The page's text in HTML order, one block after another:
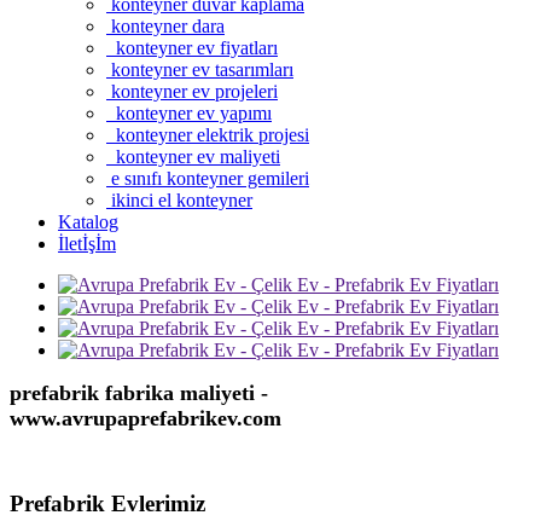
konteyner duvar kaplama
konteyner dara
konteyner ev fiyatları
konteyner ev tasarımları
konteyner ev projeleri
konteyner ev yapımı
konteyner elektrik projesi
konteyner ev maliyeti
e sınıfı konteyner gemileri
ikinci el konteyner
Katalog
İletİşİm
prefabrik fabrika maliyeti -
www.avrupaprefabrikev.com
Prefabrik Evlerimiz